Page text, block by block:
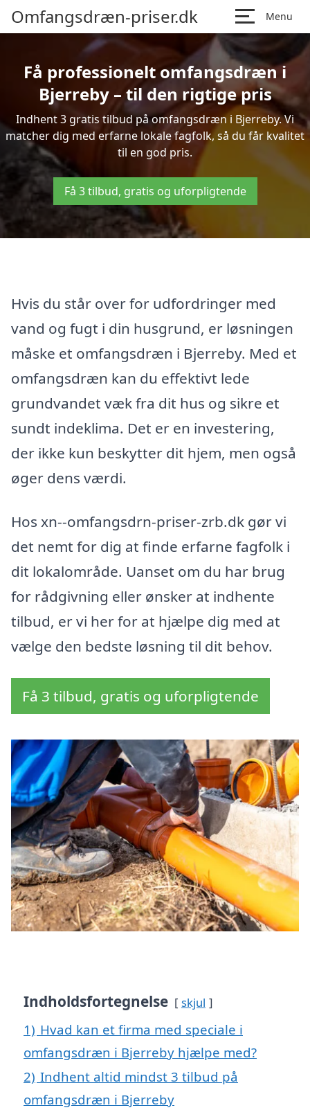
Omfangsdræn-priser.dk Menu
Få professionelt omfangsdræn i
Bjerreby – til den rigtige pris
Indhent 3 gratis tilbud på omfangsdræn i Bjerreby. Vi
matcher dig med erfarne lokale fagfolk, så du får kvalitet
til en god pris.
Få 3 tilbud, gratis og uforpligtende
Hvis du står over for udfordringer med
vand og fugt i din husgrund, er løsningen
måske et omfangsdræn i Bjerreby. Med et
omfangsdræn kan du effektivt lede
grundvandet væk fra dit hus og sikre et
sundt indeklima. Det er en investering,
der ikke kun beskytter dit hjem, men også
øger dens værdi.
Hos xn--omfangsdrn-priser-zrb.dk gør vi
det nemt for dig at finde erfarne fagfolk i
dit lokalområde. Uanset om du har brug
for rådgivning eller ønsker at indhente
tilbud, er vi her for at hjælpe dig med at
vælge den bedste løsning til dit behov.
Få 3 tilbud, gratis og uforpligtende
Indholdsfortegnelse skjul
1) Hvad kan et firma med speciale i
omfangsdræn i Bjerreby hjælpe med?
2) Indhent altid mindst 3 tilbud på
omfangsdræn i Bjerreby